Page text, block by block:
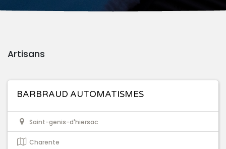
Artisans
BARBRAUD AUTOMATISMES
Saint-genis-d'hiersac
Charente